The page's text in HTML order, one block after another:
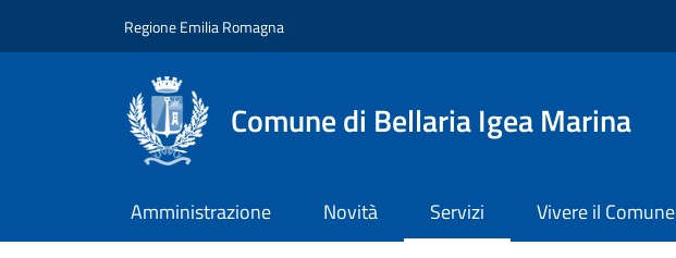
Regione Emilia Romagna
Comune di Bellaria Igea Marina
Amministrazione Novità Servizi Vivere il Comune